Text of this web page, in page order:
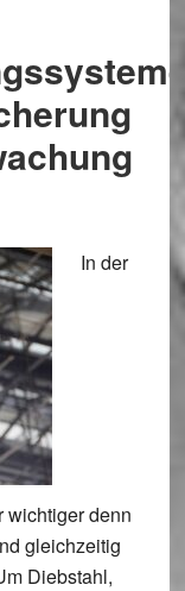
In der
wichtiger denn
gleichzeitig
Diebstahl,